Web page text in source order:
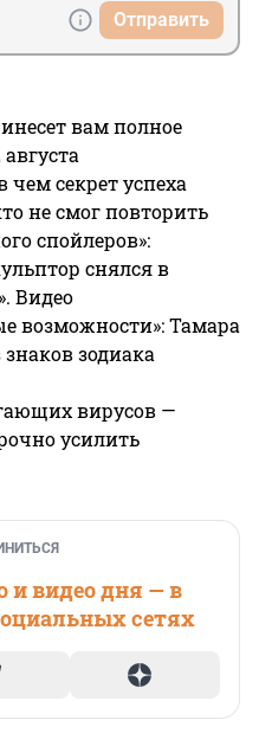
Отправить
вам полное
чем секрет успеха
не смог повторить
спойлеров»:
снялся в
Видео
возможности»: Тамара
зодиака
вирусов —
усилить
и видео дня — в
сетях